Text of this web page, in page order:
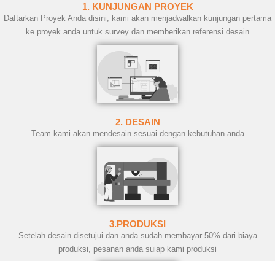
1. KUNJUNGAN PROYEK
Daftarkan Proyek Anda disini, kami akan menjadwalkan kunjungan pertama
ke proyek anda untuk survey dan memberikan referensi desain
2. DESAIN
Team kami akan mendesain sesuai dengan kebutuhan anda
3.PRODUKSI
Setelah desain disetujui dan anda sudah membayar 50% dari biaya
produksi, pesanan anda suiap kami produksi